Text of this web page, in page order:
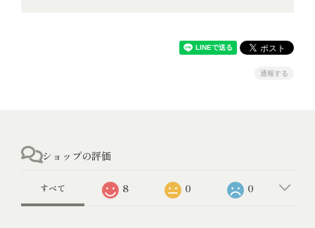
通報する
ショップの評価
すべて 8 0 0